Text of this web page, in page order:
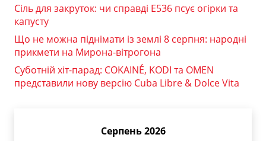
Сіль для закруток: чи справді Е536 псує огірки та
капусту
Що не можна піднімати із землі 8 серпня: народні
прикмети на Мирона-вітрогона
Суботній хіт-парад: COKAINÉ, KODI та OMEN
представили нову версію Cuba Libre & Dolce Vita
Серпень 2026